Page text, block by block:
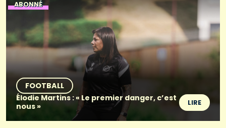
ABONNÉ
FOOTBALL
Élodie Martins : « Le premier danger, c’est
nous »
LIRE